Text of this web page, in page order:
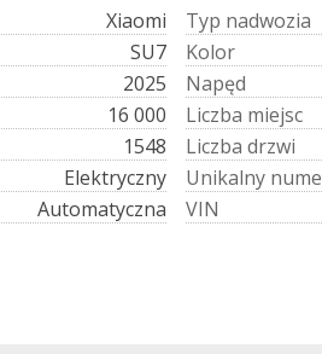
Xiaomi
SU7
2025
16 000
1548
Elektryczny
Automatyczna
Typ nadwozia
Kolor
Napęd
Liczba miejsc
Liczba drzwi
Unikalny nume
VIN